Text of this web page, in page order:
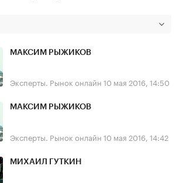
МАКСИМ РЫЖИКОВ
Эксперты. Рынок онлайн 10 мая 2016, 14:50
МАКСИМ РЫЖИКОВ
Эксперты. Рынок онлайн 10 мая 2016, 14:42
МИХАИЛ ГУТКИН